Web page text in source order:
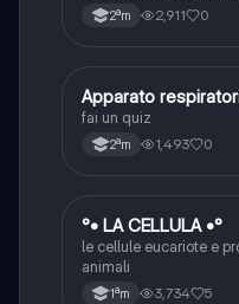
2ªm 2,911 0
AScienze
Apparato
fai un quiz
2ªm 1,493 0
° Scienze
°• LA CELLULA •°
le cellule eucariote e
animali
1ªm 3,734 5